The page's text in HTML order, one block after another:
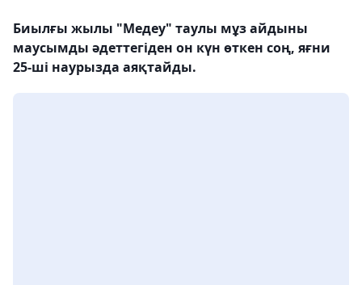
Биылғы жылы "Медеу" таулы мұз айдыны
маусымды әдеттегіден он күн өткен соң, яғни
25-ші наурызда аяқтайды.